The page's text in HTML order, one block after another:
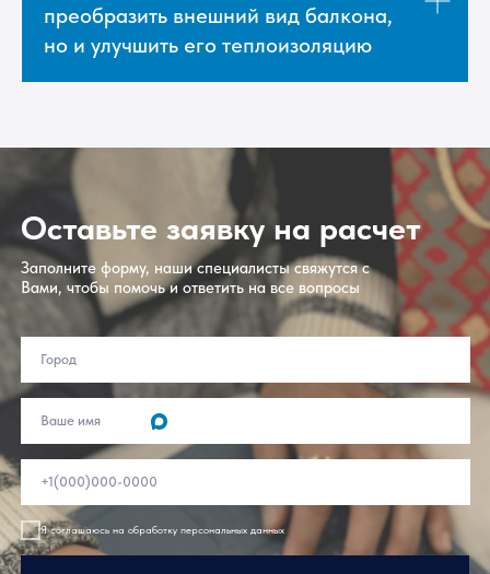
преобразить внешний вид балкона,
но и улучшить его теплоизоляцию
Оставьте заявку на расчет
Заполните форму, наши специалисты свяжутся с